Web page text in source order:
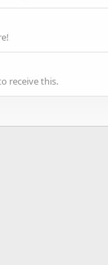
receive this.